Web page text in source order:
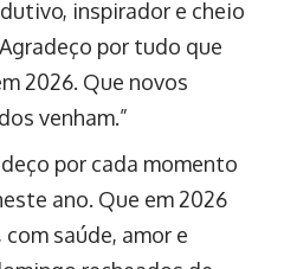
inspirador e cheio
por tudo que
2026. Que novos
venham.”
por cada momento
ano. Que em 2026
saúde, amor e